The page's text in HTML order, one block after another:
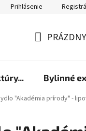
Prihlásenie
KOŠÍK
Bylinné
"Akadémia prírody" -